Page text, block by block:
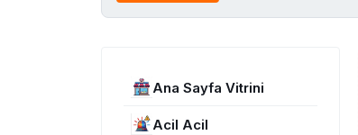
Ana Sayfa Vitrini
Acil Acil